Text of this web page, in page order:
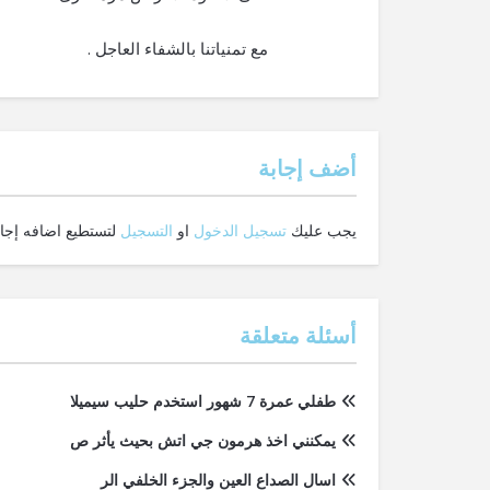
مع تمنياتنا بالشفاء العاجل .
‫أضف إجابة
يجب عليك تسجيل الدخول او التسجيل لتستطيع اضافه
أسئلة متعلقة
طفلي عمرة 7 شهور استخدم حليب سيميلا
يمكنني اخذ هرمون جي اتش بحيث يأثر ص
اسال الصداع العين والجزء الخلفي الر